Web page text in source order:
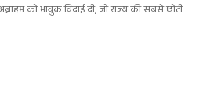
को भावुक विदाई दी, जो राज्य की सबसे छोटी